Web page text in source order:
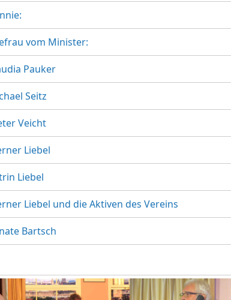
vom Minister:
Pauker
Seitz
Veicht
Liebel
Liebel
Liebel und die Aktiven des Vereins
Bartsch